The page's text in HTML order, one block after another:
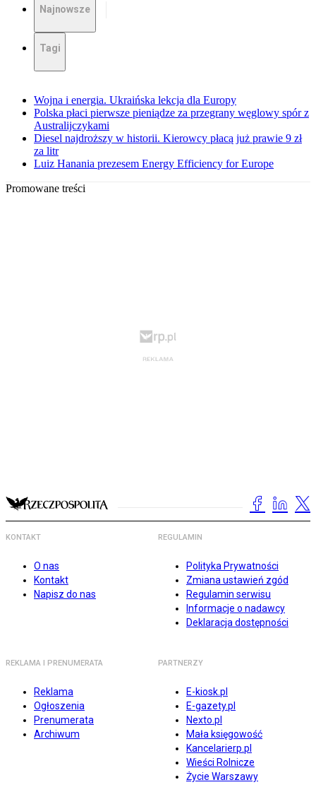
Najnowsze
Tagi
Wojna i energia. Ukraińska lekcja dla Europy
Polska płaci pierwsze pieniądze za przegrany węglowy spór z
Australijczykami
Diesel najdroższy w historii. Kierowcy płacą już prawie 9 zł
za litr
Luiz Hanania prezesem Energy Efficiency for Europe
Promowane treści
KONTAKT
O nas
Kontakt
Napisz do nas
REGULAMIN
Polityka Prywatności
Zmiana ustawień zgód
Regulamin serwisu
Informacje o nadawcy
Deklaracja dostępności
REKLAMA I PRENUMERATA
Reklama
Ogłoszenia
Prenumerata
Archiwum
PARTNERZY
E-kiosk.pl
E-gazety.pl
Nexto.pl
Mała księgowość
Kancelarierp.pl
Wieści Rolnicze
Życie Warszawy